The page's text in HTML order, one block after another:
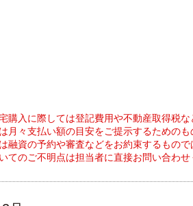
購入に際しては登記費用や不動産取得税な
月々支払い額の目安をご提示するためのも
融資の予約や審査などをお約束するもので
てのご不明点は担当者に直接お問い合わせ